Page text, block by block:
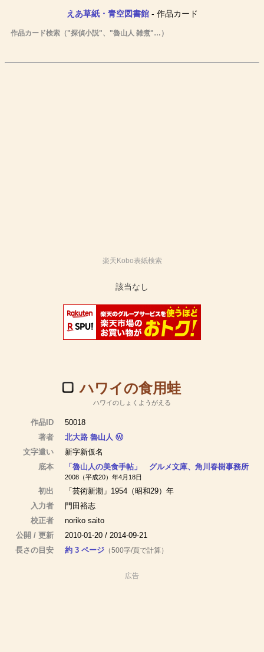
えあ草紙・青空図書館- 作品カード
作品カード検索（"探偵小説"、"魯山人 雑煮"…）
楽天Kobo表紙検索
ハワイの食用蛙
ハワイのしょくようがえる
作品ID
50018
著者
北大路 魯山人 Ⓦ
文字遣い
新字新仮名
底本
「魯山人の美食手帖」 グルメ文庫、角川春樹事務所
2008（平成20）年4月18日
初出
「芸術新潮」1954（昭和29）年
入力者
門田裕志
校正者
noriko saito
公開 / 更新
2010-01-20 / 2014-09-21
長さの目安
約 3 ページ （500字/頁で計算）
広告